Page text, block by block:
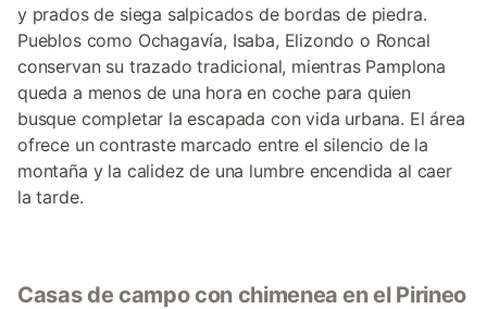
y prados de siega salpicados de bordas de piedra.
Pueblos como Ochagavía, Isaba, Elizondo o Roncal
conservan su trazado tradicional, mientras Pamplona
queda a menos de una hora en coche para quien
busque completar la escapada con vida urbana. El área
ofrece un contraste marcado entre el silencio de la
montaña y la calidez de una lumbre encendida al caer
la tarde.
Casas de campo con chimenea en el Pirineo